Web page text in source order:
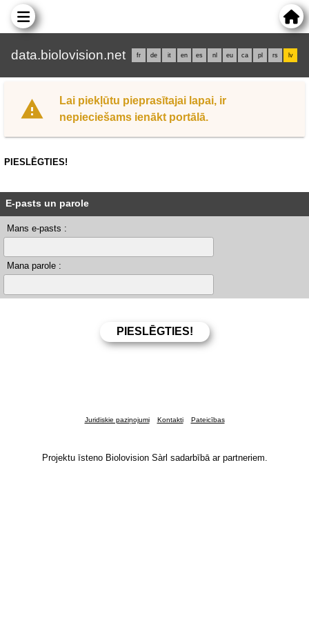
data.biolovision.net fr de it en es nl eu ca pl rs lv
Lai piekļūtu pieprasītajai lapai, ir
nepieciešams ienākt portālā.
PIESLĒGTIES!
E-pasts un parole
Mans e-pasts :
Mana parole :
Juridiskie paziņojumi Kontakti Pateicības
Projektu īsteno Biolovision Sàrl sadarbībā ar partneriem.